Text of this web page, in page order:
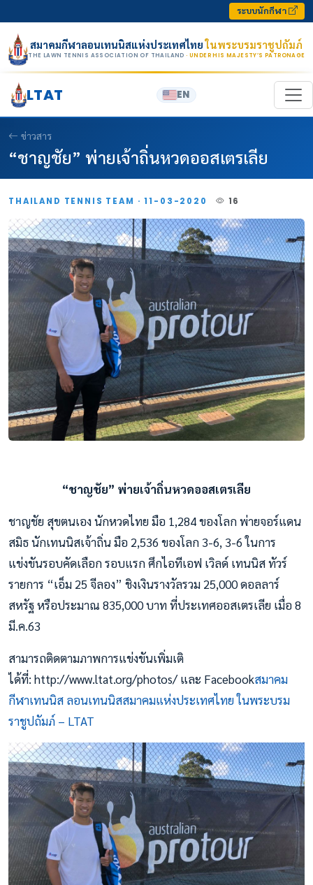
ระบบนักกีฬา
สมาคมกีฬาลอนเทนนิสแห่งประเทศไทยในพระบรมราชูปถัมภ์
THE LAWN TENNIS ASSOCIATION OF THAILAND · UNDER HIS MAJESTY’S PATRONAGE
LTAT EN
ข่าวสาร
“ชาญชัย” พ่ายเจ้าถิ่นหวดออสเตรเลีย
THAILAND TENNIS TEAM · 11-03-2020 16
“ชาญชัย” พ่ายเจ้าถิ่นหวดออสเตรเลีย
ชาญชัย สุขตนเอง นักหวดไทย มือ 1,284 ของโลก พ่ายจอร์แดน
สมิธ นักเทนนิสเจ้าถิ่น มือ 2,536 ของโลก 3-6, 3-6 ในการ
แข่งขันรอบคัดเลือก รอบแรก ศึกไอทีเอฟ เวิลด์ เทนนิส ทัวร์
รายการ “เอ็ม 25 จีลอง” ชิงเงินรางวัลรวม 25,000 ดอลลาร์
สหรัฐ หรือประมาณ 835,000 บาท ที่ประเทศออสเตรเลีย เมื่อ 8
มี.ค.63
สามารถติดตามภาพการแข่งขันเพิ่มเติ
ได้ที่: http://www.ltat.org/photos/ และ Facebookสมาคม
กีฬาเทนนิส ลอนเทนนิสสมาคมแห่งประเทศไทย ในพระบรม
ราชูปถัมภ์ – LTAT